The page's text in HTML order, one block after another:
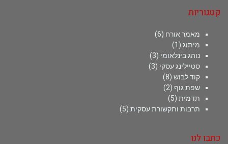
קטגוריות
מאמר אורח (6)
מיתוג (1)
נוהג בינלאומי (3)
סטיילינג עסקי (3)
קוד לבוש (8)
שפת גוף (2)
תדמית (5)
תרבות ותקשורת עסקית (5)
כתבו לנו